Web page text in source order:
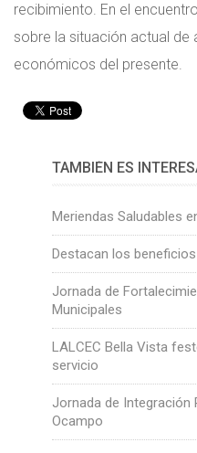
recibimiento. En el
sobre la situación actual
económicos del presente.
TAMBIÉN ES
Meriendas Saludables
Destacan los
Jornada de
Municipales
LALCEC Bella Vista
servicio
Jornada de Integración
Ocampo